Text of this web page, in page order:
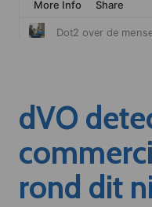
dVO
rond dit